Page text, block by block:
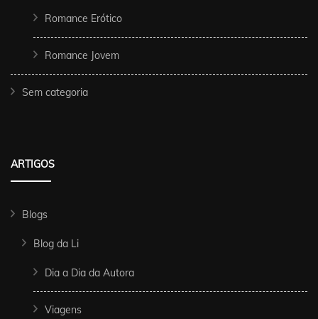
Romance Erótico
Romance Jovem
Sem categoria
ARTIGOS
Blogs
Blog da Li
Dia a Dia da Autora
Viagens